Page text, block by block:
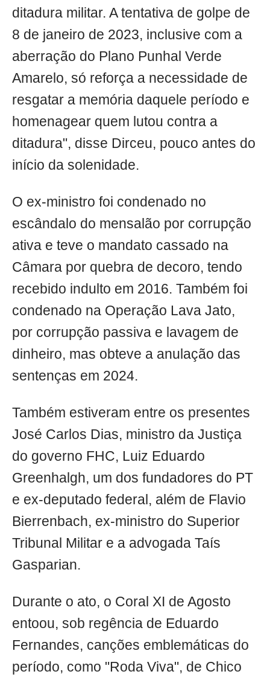
ditadura militar. A tentativa de golpe de
8 de janeiro de 2023, inclusive com a
aberração do Plano Punhal Verde
Amarelo, só reforça a necessidade de
resgatar a memória daquele período e
homenagear quem lutou contra a
ditadura", disse Dirceu, pouco antes do
início da solenidade.
O ex-ministro foi condenado no
escândalo do mensalão por corrupção
ativa e teve o mandato cassado na
Câmara por quebra de decoro, tendo
recebido indulto em 2016. Também foi
condenado na Operação Lava Jato,
por corrupção passiva e lavagem de
dinheiro, mas obteve a anulação das
sentenças em 2024.
Também estiveram entre os presentes
José Carlos Dias, ministro da Justiça
do governo FHC, Luiz Eduardo
Greenhalgh, um dos fundadores do PT
e ex-deputado federal, além de Flavio
Bierrenbach, ex-ministro do Superior
Tribunal Militar e a advogada Taís
Gasparian.
Durante o ato, o Coral XI de Agosto
entoou, sob regência de Eduardo
Fernandes, canções emblemáticas do
período, como "Roda Viva", de Chico